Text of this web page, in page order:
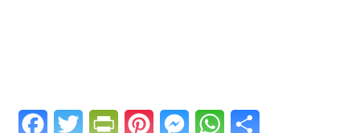
FacebookTwitter PrintFriendly
PinterestMessengerWhatsApp